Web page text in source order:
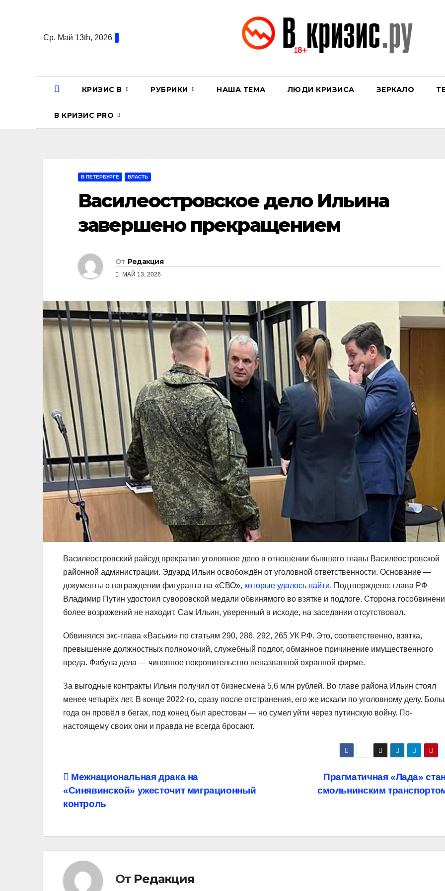
содержаниюСр. Май 13th, 2026
КРИЗИС В РУБРИКИ НАША ТЕМА ЛЮДИ КРИЗИСА ЗЕРКАЛО
В КРИЗИС PRO
В ПЕТЕРБУРГЕ ВЛАСТЬ
Василеостровское дело Ильина
завершено прекращением
От Редакция
МАЙ 13, 2026
Василеостровский райсуд прекратил уголовное дело в отношении бывшего главы Василеостровской
районной администрации. Эдуард Ильин освобождён от уголовной ответственности. Основание —
документы о награждении фигуранта на «СВО», которые удалось найти. Подтверждено: глава РФ
Владимир Путин удостоил суворовской медали обвинямого во взятке и подлоге. Сторона
более возражений не находит. Сам Ильин, уверенный в исходе, на заседании отсутствовал.
Обвинялся экс-глава «Васьки» по статьям 290, 286, 292, 265 УК РФ. Это, соответственно, взятка,
превышение должностных полномочий, служебный подлог, обманное причинение имущественного
вреда. Фабула дела — чиновное покровительство неназванной охранной фирме.
За выгодные контракты Ильин получил от бизнесмена 5,6 млн рублей. Во главе района Ильин стоял
менее четырёх лет. В конце 2022-го, сразу после отстранения, его же искали по уголовному делу.
года он провёл в бегах, под конец был арестован — но сумел уйти через путинскую войну. По-
настоящему своих они и правда не всегда бросают.
Навигация
по
Прагматичная «Лада»
смольнинским
Межнациональная драка на
«Синявинской» ужесточит миграционный
контроль
От Редакция